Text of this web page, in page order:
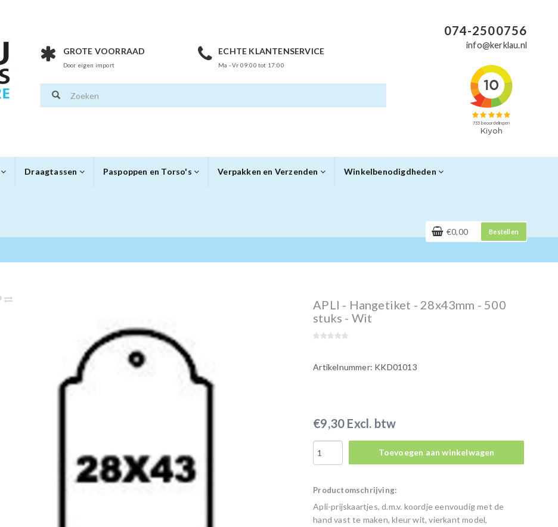
GROTE VOORRAAD
Door eigen import
ECHTE KLANTENSERVICE
Ma - Vr 09:00 tot 17:00
074-2500756
info@kerklau.nl
Draagtassen Paspoppen en Torso's Verpakken en Verzenden Winkelbenodigdheden
€0,00 Bestellen
APLI - Hangetiket - 28x43mm - 500
stuks - Wit
Artikelnummer: KKD01013
€9,30 Excl. btw
Toevoegen aan winkelwagen
Productomschrijving:
Apli-prijskaartjes, d.m.v. koordje eenvoudig met de
hand vast te maken, kleur wit, vierkant model,